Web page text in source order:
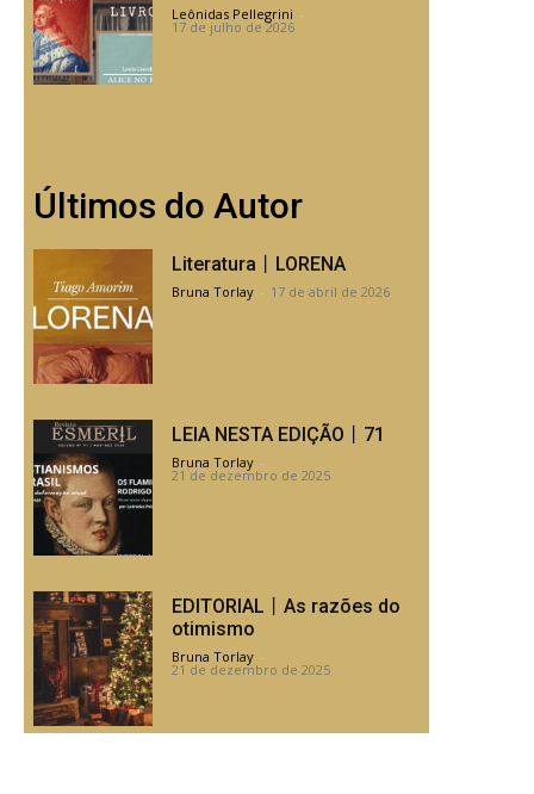
Leônidas Pellegrini -
17 de julho de 2026
Últimos do Autor
Literatura丨LORENA
Bruna Torlay - 17 de abril de 2026
LEIA NESTA EDIÇÃO丨71
Bruna Torlay -
21 de dezembro de 2025
EDITORIAL丨As razões do
otimismo
Bruna Torlay -
21 de dezembro de 2025